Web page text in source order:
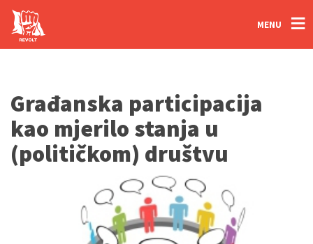
MENU
Građanska participacija
kao mjerilo stanja u
(političkom) društvu